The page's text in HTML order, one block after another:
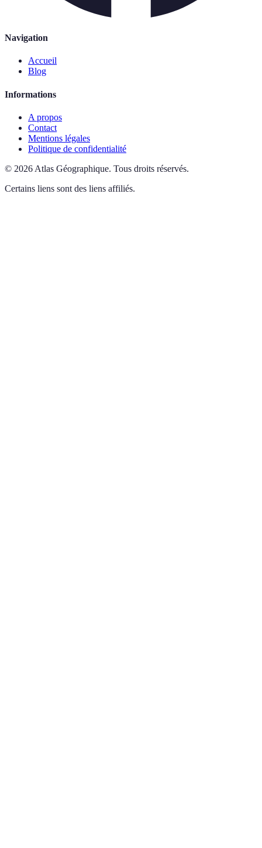
Navigation
Accueil
Blog
Informations
A propos
Contact
Mentions légales
Politique de confidentialité
© 2026 Atlas Géographique. Tous droits réservés.
Certains liens sont des liens affiliés.